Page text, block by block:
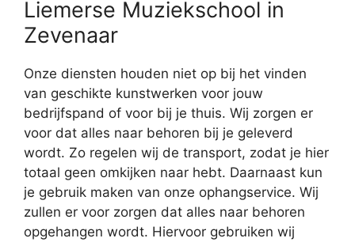
Liemerse Muziekschool in
Zevenaar
Onze diensten houden niet op bij het vinden
van geschikte kunstwerken voor jouw
bedrijfspand of voor bij je thuis. Wij zorgen er
voor dat alles naar behoren bij je geleverd
wordt. Zo regelen wij de transport, zodat je hier
totaal geen omkijken naar hebt. Daarnaast kun
je gebruik maken van onze ophangservice. Wij
zullen er voor zorgen dat alles naar behoren
opgehangen wordt. Hiervoor gebruiken wij